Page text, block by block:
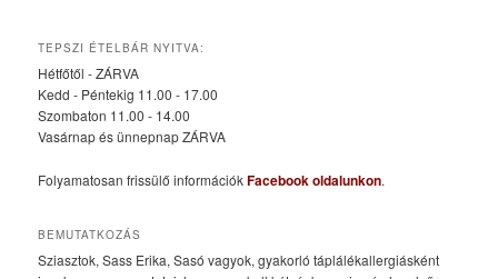
TEPSZI ÉTELBÁR NYITVA:
Hétfőtől - ZÁRVA
Kedd - Péntekig 11.00 - 17.00
Szombaton 11.00 - 14.00
Vasárnap és ünnepnap ZÁRVA
Folyamatosan frissülő információkFacebook oldalunkon.
BEMUTATKOZÁS
Sziasztok, Sass Erika, Sasó vagyok, gyakorló táplálékallergiásként